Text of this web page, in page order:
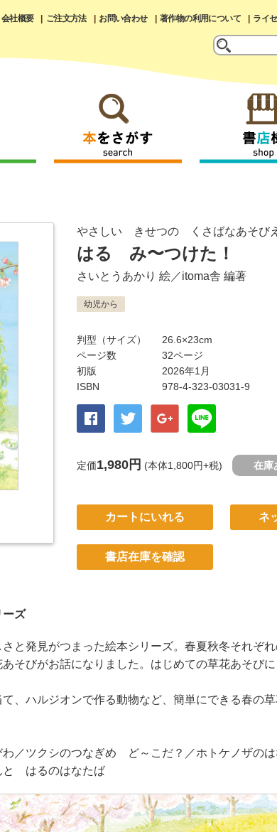
会社概要 ご注文方法 お問い合わせ 著作物の利用について ライ
やさしい きせつの くさばなあそび
はる み〜つけた！
さいとうあかり 絵／itoma舎 編著
幼児から
判型（サイズ）
26.6×23cm
ページ数
32ページ
初版
2026年1月
ISBN
978-4-323-03031-9
定価1,980円 (本体1,800円+税) 在庫
カートにいれる ネ
書店在庫を確認
ーズ
と発見がつまった絵本シリーズ。春夏秋冬それぞ
そびがお話になりました。はじめての草花あそびに
、ハルジオンで作る動物など、簡単にできる春の草
／ツクシのつなぎめ ど～こだ？／ホトケノザの
と はるのはなたば